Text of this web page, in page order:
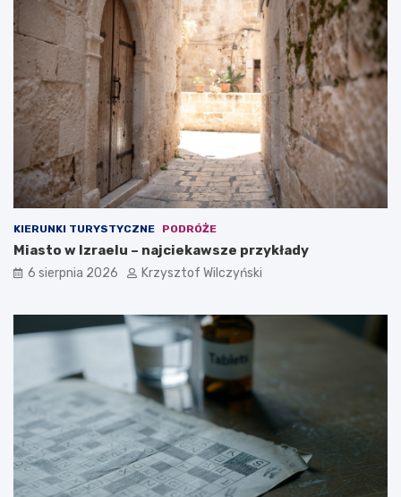
r
y
?
l
y
m
w
y
r
e
m
KIERUNKI TURYSTYCZNE PODRÓŻE
Miasto w Izraelu – najciekawsze przykłady
6 sierpnia 2026 Krzysztof Wilczyński